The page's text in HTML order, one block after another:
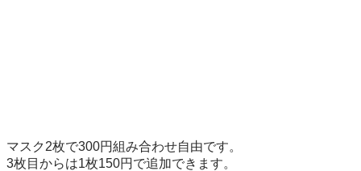
マスク2枚で300円組み合わせ自由です。
3枚目からは1枚150円で追加できます。